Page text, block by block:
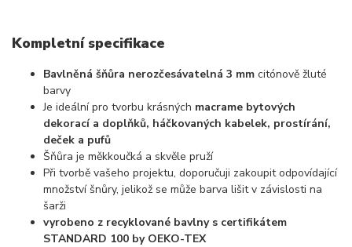
Kompletní specifikace
Bavlněná šňůra nerozčesávatelná 3 mm citónově žluté
barvy
Je ideální pro tvorbu krásných macrame bytových
dekorací a doplňků, háčkovaných kabelek, prostírání,
deček a pufů
Šňůra je měkkoučká a skvěle pruží
Při tvorbě vašeho projektu, doporučuji zakoupit odpovídající
množství šnůry, jelikož se může barva lišit v závislosti na
šarži
vyrobeno z recyklované bavlny s certifikátem
STANDARD 100 by OEKO-TEX